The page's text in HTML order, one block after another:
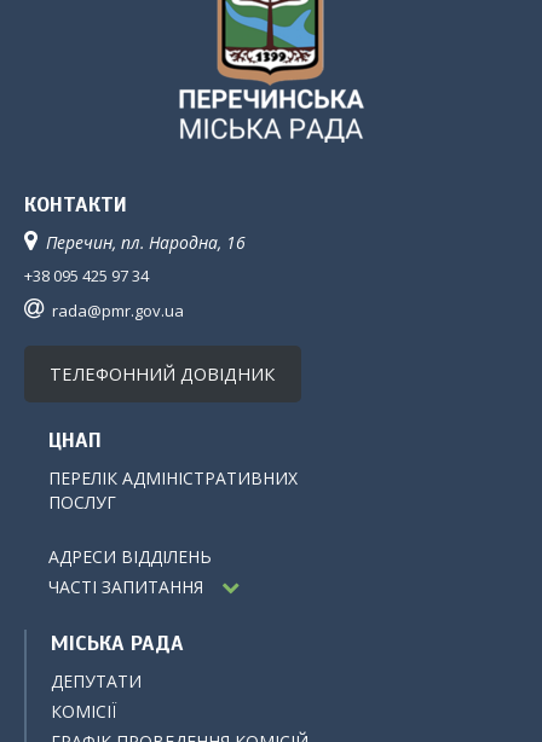
КОНТАКТИ
Перечин, пл. Народна, 16
+38 095 425 97 34
rada@pmr.gov.ua
ТЕЛЕФОННИЙ ДОВІДНИК
ЦНАП
ПЕРЕЛІК АДМІНІСТРАТИВНИХ
ПОСЛУГ
АДРЕСИ ВІДДІЛЕНЬ
ЧАСТІ ЗАПИТАННЯ
МІСЬКА РАДА
ДЕПУТАТИ
КОМІСІЇ